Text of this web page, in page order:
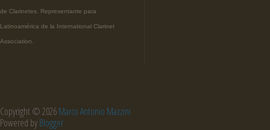
de Clarinetes. Representante para
Latinoamérica de la International Clarinet
Association.
Copyright ©2026Marco Antonio Mazzini
Powered byBlogger